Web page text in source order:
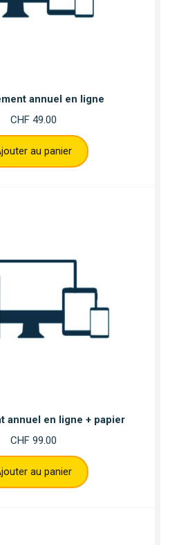
annuel en ligne
CHF49.00
au panier
annuel en ligne + papier
CHF99.00
au panier